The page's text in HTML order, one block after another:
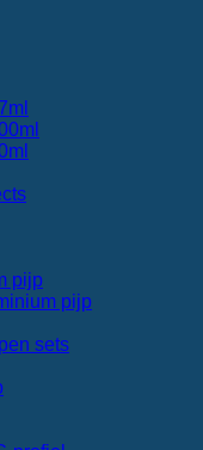
pijp
pijp
sets